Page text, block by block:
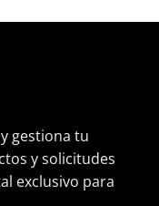
gestiona tu
y solicitudes
exclusivo para